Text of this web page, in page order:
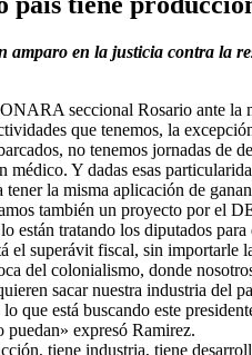
en la justicia contra la
seccional Rosario ante
que tenemos, la
no tenemos jornadas
Y dadas esas
la misma aplicación de
también un proyecto por el
tratando los diputados para
superávit fiscal, sin
del colonialismo, donde
sacar nuestra industria del
que está buscando este
puedan» expresó Ramirez.
tiene industria, tiene